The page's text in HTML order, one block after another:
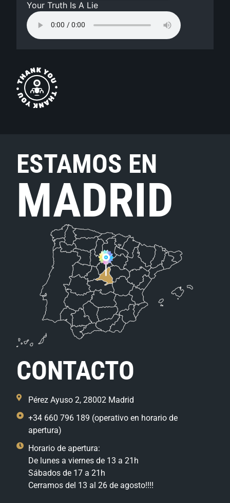
Your Truth Is A Lie
ESTAMOS EN
MADRID
CONTACTO
Pérez Ayuso 2, 28002 Madrid
+34 660 796 189 (operativo en horario de
apertura)
Horario de apertura:
De lunes a viernes de 13 a 21h
Sábados de 17 a 21h
Cerramos del 13 al 26 de agosto!!!!